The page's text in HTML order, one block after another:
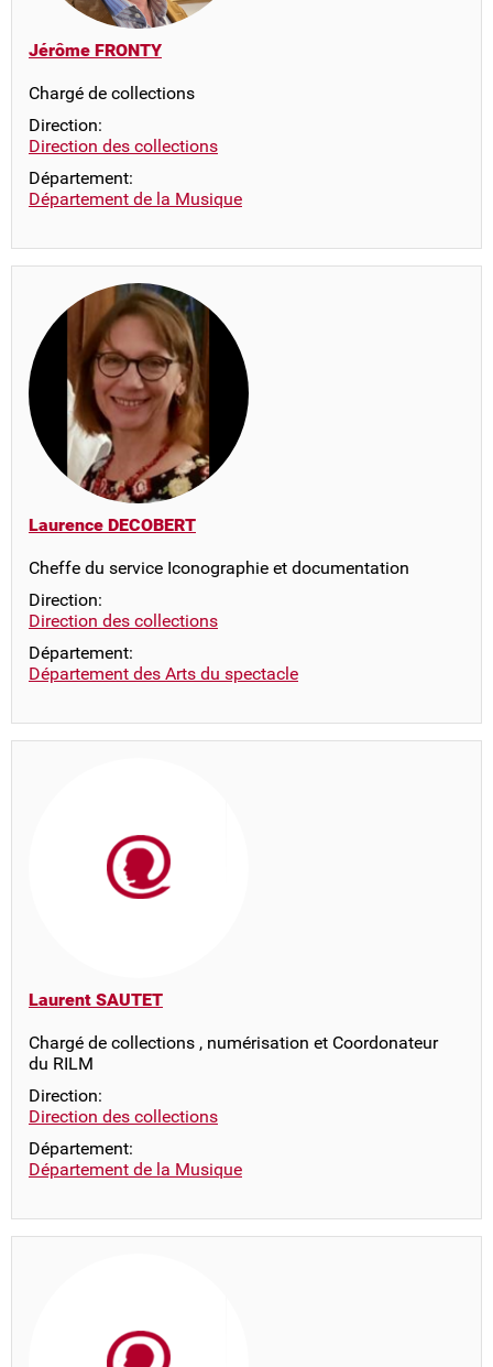
Jérôme FRONTY
Chargé de collections
Direction:
Direction des collections
Département:
Département de la Musique
Laurence DECOBERT
Cheffe du service Iconographie et documentation
Direction:
Direction des collections
Département:
Département des Arts du spectacle
Laurent SAUTET
Chargé de collections , numérisation et Coordonateur
du RILM
Direction:
Direction des collections
Département:
Département de la Musique